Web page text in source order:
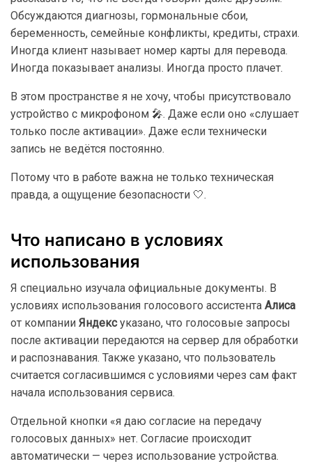
Обсуждаются диагнозы, гормональные сбои,
беременность, семейные конфликты, кредиты, страхи.
Иногда клиент называет номер карты для перевода.
Иногда показывает анализы. Иногда просто плачет.
В этом пространстве я не хочу, чтобы присутствовало
устройство с микрофоном 🎤. Даже если оно «слушает
только после активации». Даже если технически
запись не ведётся постоянно.
Потому что в работе важна не только техническая
правда, а ощущение безопасности 🤍.
Что написано в условиях
использования
Я специально изучала официальные документы. В
условиях использования голосового ассистента Алиса
от компании Яндексуказано, что голосовые запросы
после активации передаются на сервер для обработки
и распознавания. Также указано, что пользователь
считается согласившимся с условиями через сам факт
начала использования сервиса.
Отдельной кнопки «я даю согласие на передачу
голосовых данных» нет. Согласие происходит
автоматически — через использование устройства.